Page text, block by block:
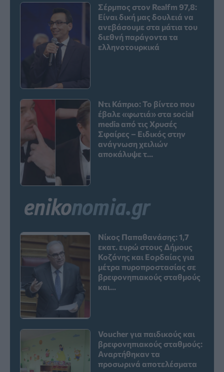
Σέρμπος στον Realfm 97,8:
Είναι δική μας δουλειά να
ανεβάσουμε στα μάτια του
διεθνή παράγοντα τα
ελληνοτουρκικά
Ντι Κάπριο: Το βίντεο που
έβαλε «φωτιά» στα social
media από τις Χρυσές
Σφαίρες – Ειδικός στην
ανάγνωση χειλιών
αποκάλυψε τ...
Νίκος Παπαθανάσης: 1,7
εκατ. ευρώ στους Δήμους
Κοζάνης και Εορδαίας για
μέτρα πυροπροστασίας σε
βρεφονηπιακούς σταθμούς
και...
Voucher για παιδικούς και
βρεφονηπιακούς σταθμούς:
Αναρτήθηκαν τα
προσωρινά αποτελέσματα